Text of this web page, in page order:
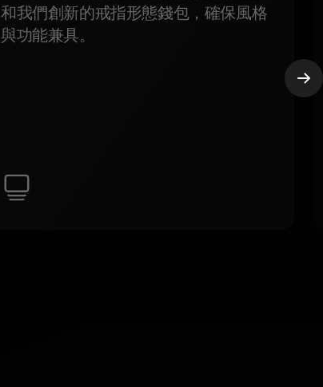
和我們創新的戒指形態錢包，確保風格
與功能兼具。